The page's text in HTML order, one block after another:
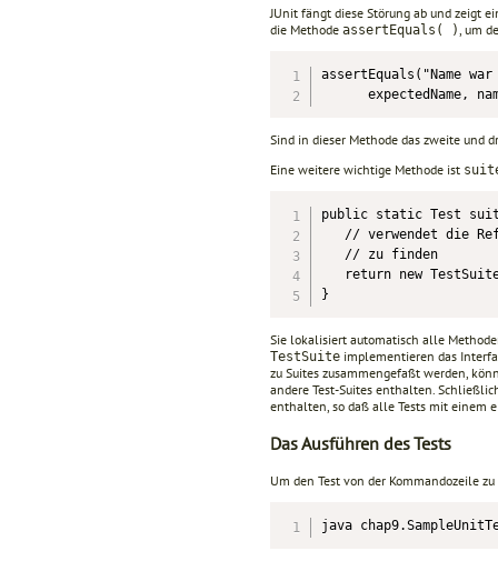
JUnit fängt diese Störung ab und zeigt
die Methode assertEquals( ) , um
assertEquals("Name
expectedName,
Sind in dieser Methode das zweite und
Eine weitere wichtige Methode ist
public static Test
// verwendet die
   // zu finden
return new
}
Sie lokalisiert automatisch alle
TestSuite implementieren das
zu Suites zusammengefaßt werden,
andere Test-Suites enthalten.
enthalten, so daß alle Tests mit einem
Das Ausführen des Tests
Um den Test von der Kommandozeile
java